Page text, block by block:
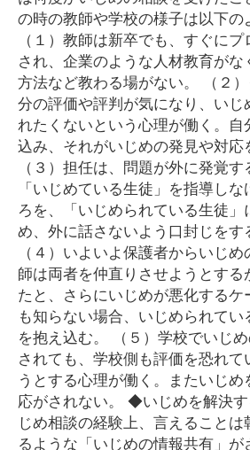
の時の教師や学校の様子は以下の
（１）教師は新卒でも、すぐに
され、企業のような人材教育が
方法など教わる場がない。 （２
分の評価や評判が気になり、いじ
れたくないという心理が働く。自
込み、それがいじめの発見や対応
（３）担任は、問題が外に発覚
「いじめている生徒」を指導し
ろを、「いじめられている生徒
め、外に話さないよう口封じをす
（４）いよいよ保護者からいじ
師は両者を仲直りさせようとする
たと、さらにいじめが悪化する
も知らない場合、いじめられて
を抱え込む。 （５）学校でいじめ
されても、学校側も評価を恐れて
うとする心理が働く。またいじ
応がされない。 ◆いじめを解決
じめ相談の経験上、言えること
るような「いじめの情報共有」